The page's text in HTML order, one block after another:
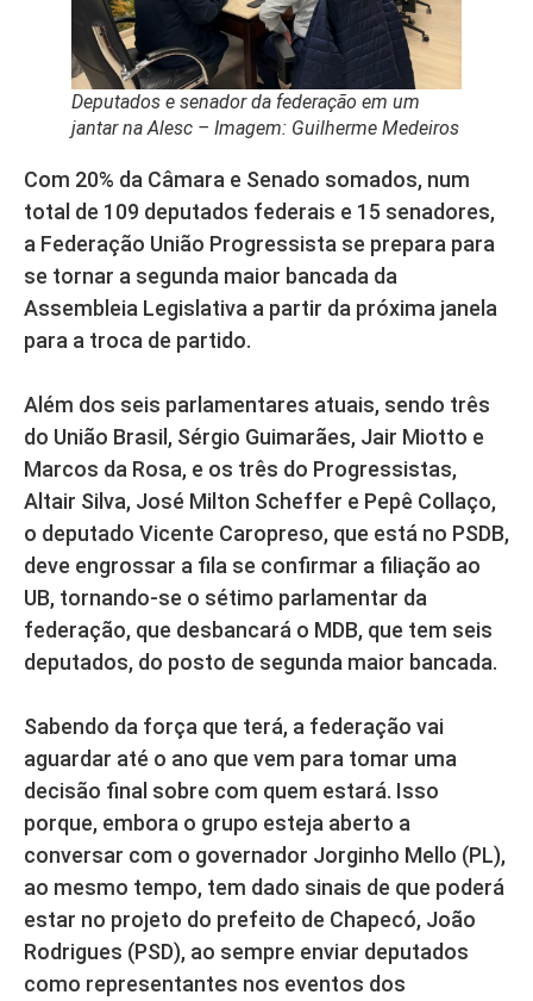
Deputados e senador da federação em um
jantar na Alesc – Imagem: Guilherme Medeiros
Com 20% da Câmara e Senado somados, num
total de 109 deputados federais e 15 senadores,
a Federação União Progressista se prepara para
se tornar a segunda maior bancada da
Assembleia Legislativa a partir da próxima janela
para a troca de partido.
Além dos seis parlamentares atuais, sendo três
do União Brasil, Sérgio Guimarães, Jair Miotto e
Marcos da Rosa, e os três do Progressistas,
Altair Silva, José Milton Scheffer e Pepê Collaço,
o deputado Vicente Caropreso, que está no PSDB,
deve engrossar a fila se confirmar a filiação ao
UB, tornando-se o sétimo parlamentar da
federação, que desbancará o MDB, que tem seis
deputados, do posto de segunda maior bancada.
Sabendo da força que terá, a federação vai
aguardar até o ano que vem para tomar uma
decisão final sobre com quem estará. Isso
porque, embora o grupo esteja aberto a
conversar com o governador Jorginho Mello (PL),
ao mesmo tempo, tem dado sinais de que poderá
estar no projeto do prefeito de Chapecó, João
Rodrigues (PSD), ao sempre enviar deputados
como representantes nos eventos dos